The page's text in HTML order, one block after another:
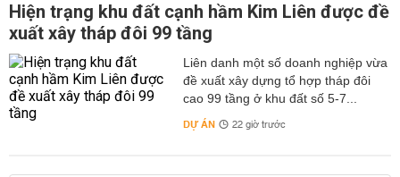
Hiện trạng khu đất cạnh hầm Kim Liên được đề
xuất xây tháp đôi 99 tầng
Liên danh một số doanh nghiệp vừa
đề xuất xây dựng tổ hợp tháp đôi
cao 99 tầng ở khu đất số 5-7...
DỰ ÁN 22 giờ trước